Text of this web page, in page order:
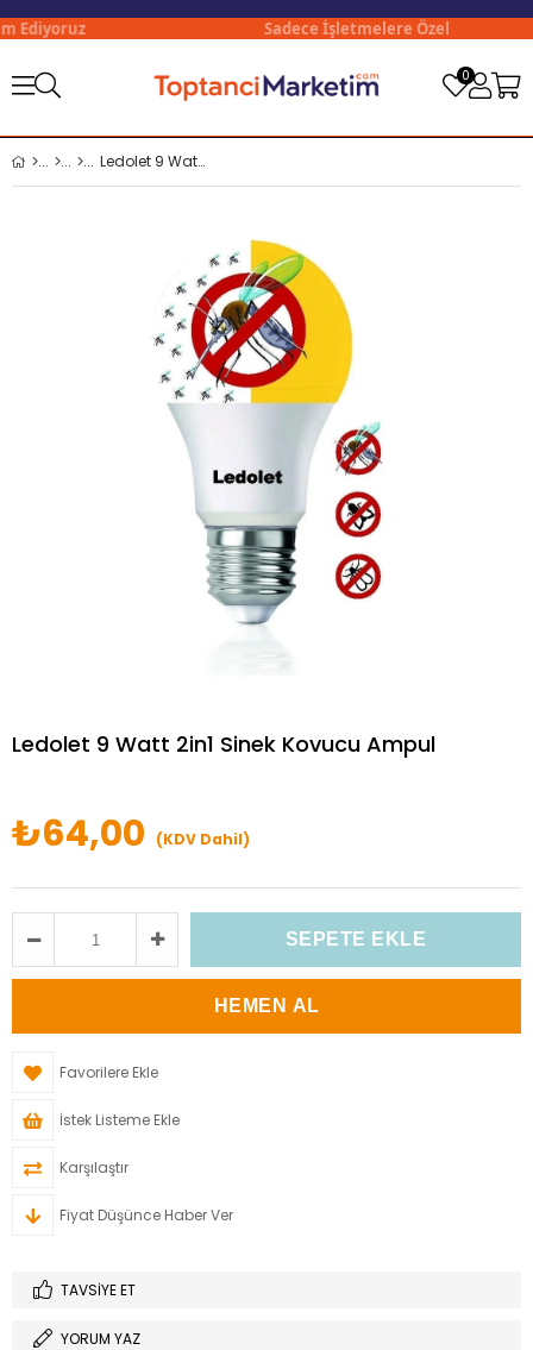
Sadece İşletmelere Özel
0
Ledolet 9 Watt 2in1 Sinek Kovucu Ampul
Ledolet 9 Watt 2in1 Sinek Kovucu Ampul
₺64,00 (KDV Dahil)
Favorilere Ekle
İstek Listeme Ekle
Karşılaştır
Fiyat Düşünce Haber Ver
TAVSIYE ET
YORUM YAZ